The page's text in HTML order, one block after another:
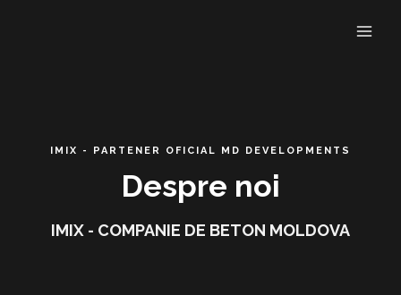
IMIX - PARTENER OFICIAL MD DEVELOPMENTS
Despre noi
IMIX - COMPANIE DE BETON MOLDOVA